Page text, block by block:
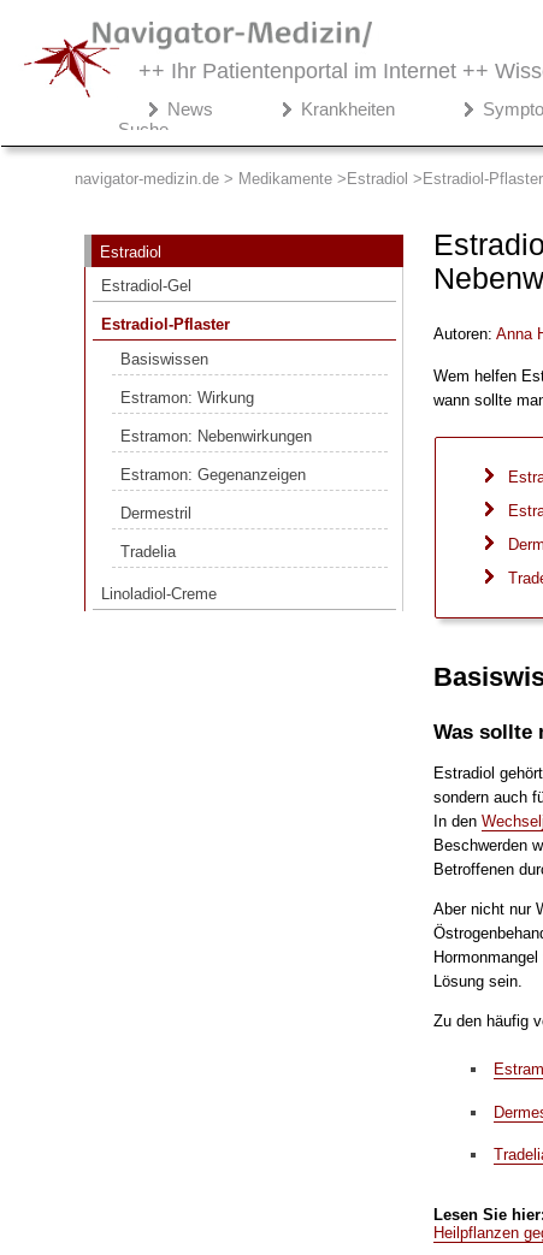
++ Ihr Patientenportal im Internet ++
News Krankheiten
Suche
navigator-medizin.de > Medikamente Estradiol Estradiol-Pflaster
Estradiol
Estradiol-Gel
Estradiol-Pflaster
Basiswissen
Estramon: Wirkung
Estramon: Nebenwirkungen
Estramon: Gegenanzeigen
Dermestril
Tradelia
Linoladiol-Creme
Autoren: Anna
Wem helfen
wann sollte
Was sollte
Estradiol
sondern auch
In den
Beschwerden
Betroffenen
Aber nicht nur
Lösung sein.
Zu den häufig
Lesen Sie hier:
Heilpflanzen
Navigator-
▾
Medikamente
Estradiol
Estradiol-Gel
Estradiol-Pflaster
Basiswissen
Estramon: Wirkung
Estramon: Nebenwirkungen
Estramon: Gegenanzeigen
Dermestril